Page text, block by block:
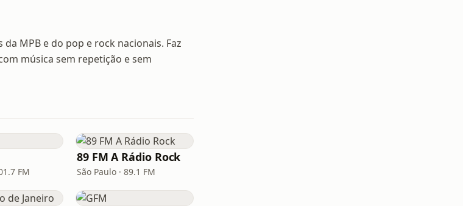
MPB e do pop e rock nacionais. Faz
música sem repetição e sem
FM
89 FM A Rádio Rock
São Paulo · 89.1 FM